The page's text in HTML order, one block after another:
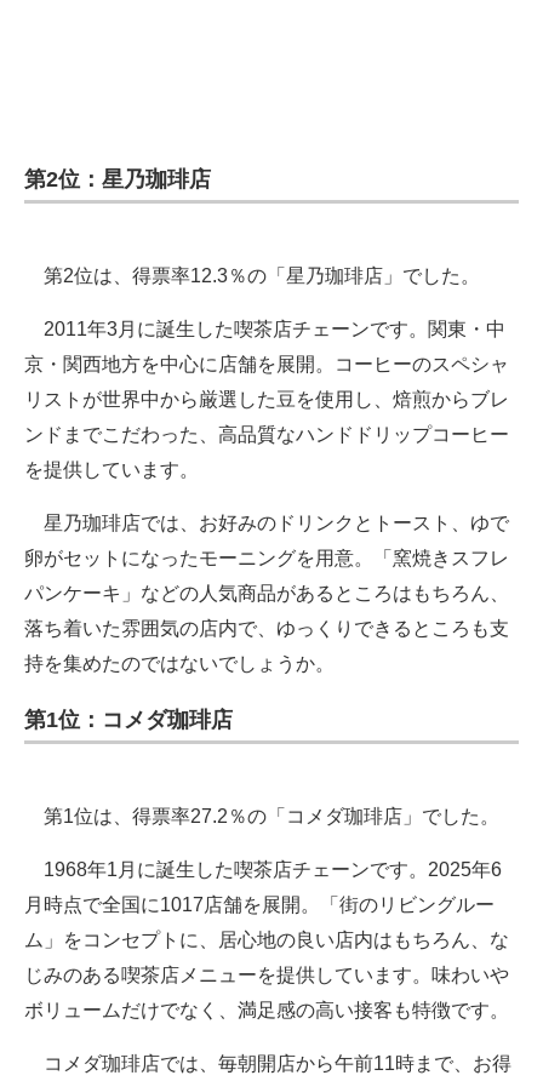
第2位：星乃珈琲店
第2位は、得票率12.3％の「星乃珈琲店」でした。
2011年3月に誕生した喫茶店チェーンです。関東・中
京・関西地方を中心に店舗を展開。コーヒーのスペシャ
リストが世界中から厳選した豆を使用し、焙煎からブレ
ンドまでこだわった、高品質なハンドドリップコーヒー
を提供しています。
星乃珈琲店では、お好みのドリンクとトースト、ゆで
卵がセットになったモーニングを用意。「窯焼きスフレ
パンケーキ」などの人気商品があるところはもちろん、
落ち着いた雰囲気の店内で、ゆっくりできるところも支
持を集めたのではないでしょうか。
第1位：コメダ珈琲店
第1位は、得票率27.2％の「コメダ珈琲店」でした。
1968年1月に誕生した喫茶店チェーンです。2025年6
月時点で全国に1017店舗を展開。「街のリビングルー
ム」をコンセプトに、居心地の良い店内はもちろん、な
じみのある喫茶店メニューを提供しています。味わいや
ボリュームだけでなく、満足感の高い接客も特徴です。
コメダ珈琲店では、毎朝開店から午前11時まで、お得